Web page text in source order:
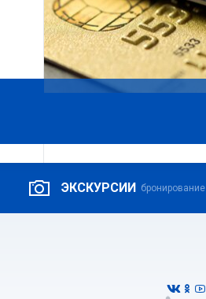
ЭКСКУРСИИ бронирование